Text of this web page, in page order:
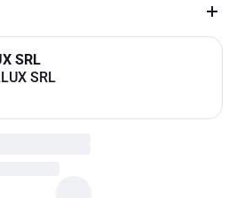
SRL
SRL